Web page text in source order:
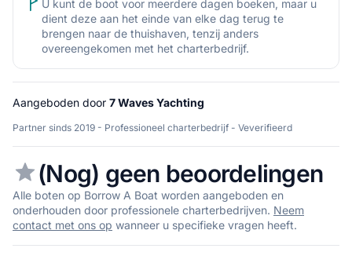
U kunt de boot voor meerdere dagen boeken, maar u
dient deze aan het einde van elke dag terug te
brengen naar de thuishaven, tenzij anders
overeengekomen met het charterbedrijf.
Aangeboden door 7 Waves Yachting
Partner sinds 2019 - Professioneel charterbedrijf - Veverifieerd
(Nog) geen beoordelingen
Alle boten op Borrow A Boat worden aangeboden en
onderhouden door professionele charterbedrijven. Neem
contact met ons op wanneer u specifieke vragen heeft.